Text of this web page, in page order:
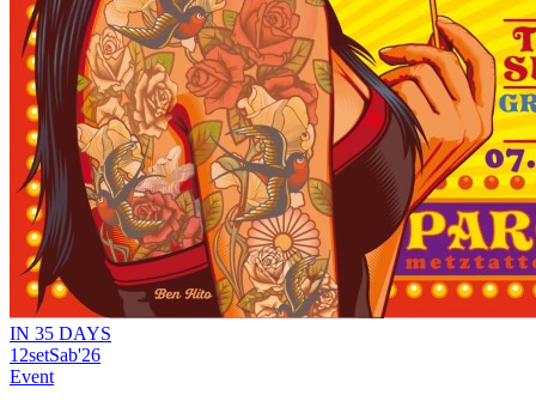
IN 35 DAYS
12setSab'26
Event